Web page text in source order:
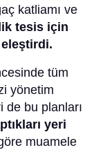
katliamı ve
tesis için
eleştirdi.
tüm
yönetim
de bu planları
yeri
muamele